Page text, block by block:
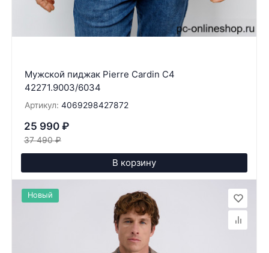
Мужской пиджак Pierre Cardin C4
42271.9003/6034
Артикул: 4069298427872
25 990 ₽
37 490 ₽
В корзину
Новый